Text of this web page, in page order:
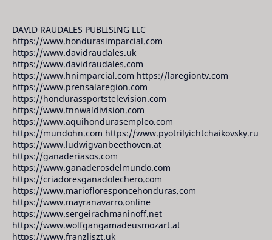
DAVID RAUDALES PUBLISING LLC
https://www.hondurasimparcial.com
https://www.davidraudales.uk
https://www.davidraudales.com
https://www.hnimparcial.com https://laregiontv.com
https://www.prensalaregion.com
https://hondurassportstelevision.com
https://www.tnnwaldivision.com
https://www.aquihondurasempleo.com
https://mundohn.com https://www.pyotrilyichtchaikovsky.ru
https://www.ludwigvanbeethoven.at
https://ganaderiasos.com
https://www.ganaderosdelmundo.com
https://criadoresganadolechero.com
https://www.mariofloresponcehonduras.com
https://www.mayranavarro.online
https://www.sergeirachmaninoff.net
https://www.wolfgangamadeusmozart.at
https://www.franzliszt.uk